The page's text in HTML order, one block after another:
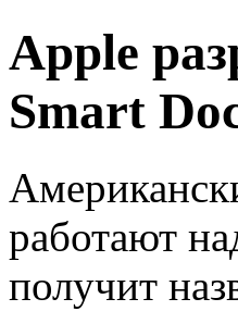
Apple
Smart
работают
получит